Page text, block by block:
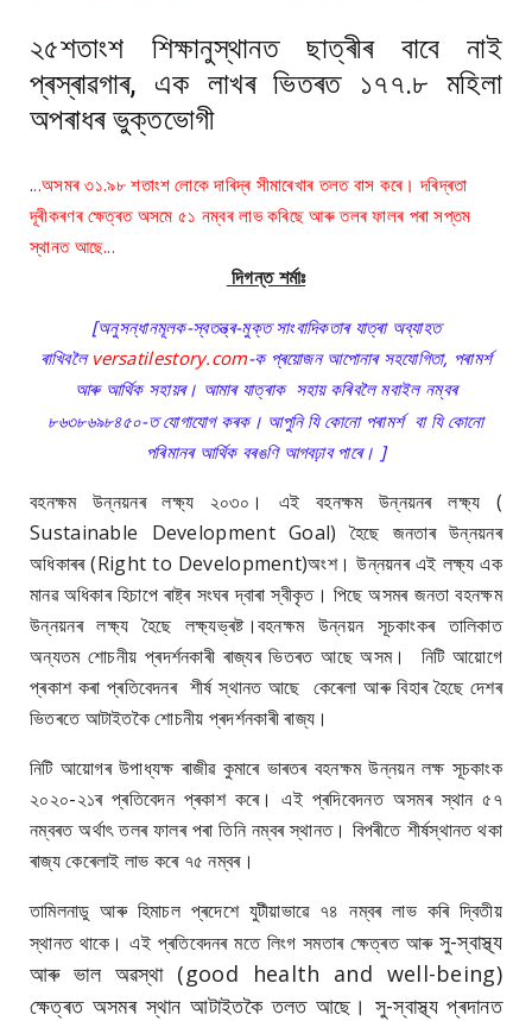
২৫শতাংশ শিক্ষানুস্থানত ছাত্ৰীৰ বাবে নাই
প্ৰস্ৰাৱগাৰ, এক লাখৰ ভিতৰত ১৭৭.৮ মহিলা
অপৰাধৰ ভুক্তভোগী
...অসমৰ ৩১.৯৮ শতাংশ লোকে দাৰিদ্ৰ সীমাৰেখাৰ তলত বাস কৰে। দৰিদ্ৰতা
দূৰীকৰণৰ ক্ষেত্ৰত অসমে ৫১ নম্বৰ লাভ কৰিছে আৰু তলৰ ফালৰ পৰা সপ্তম
স্থানত আছে...
দিগন্ত শৰ্মাঃ
[অনুসন্ধানমূলক-স্বতন্ত্ৰ-মুক্ত সাংবাদিকতাৰ যাত্ৰা অব্যাহত
ৰাখিবলৈ versatilestory.com-ক প্ৰয়োজন আপোনাৰ সহযোগিতা, পৰামৰ্শ
আৰু আৰ্থিক সহায়ৰ। আমাৰ যাত্ৰাক সহায় কৰিবলৈ মবাইল নম্বৰ
৮৬৩৮৬৯৮৪৫০-ত যোগাযোগ কৰক। আপুনিযি কোনো পৰামৰ্শ বা যি কোনো
পৰিমানৰ আৰ্থিক বৰঙণি আগবঢ়াব পাৰে। ]
বহনক্ষম উন্নয়নৰ লক্ষ্য ২০৩০। এই বহনক্ষম উন্নয়নৰ লক্ষ্য (
Sustainable Development Goal) হৈছে জনতাৰ উন্নয়নৰ
অধিকাৰৰ (Right to Development)অংশ। উন্নয়নৰ এই লক্ষ্য এক
মানৱ অধিকাৰ হিচাপে ৰাষ্ট্ৰ সংঘৰ দ্বাৰা স্বীকৃত। পিছে অসমৰ জনতা বহনক্ষম
উন্নয়নৰ লক্ষ্য হৈছে লক্ষ্যভ্ৰষ্ট।বহনক্ষম উন্নয়ন সূচকাংকৰ তালিকাত
অন্যতম শোচনীয় প্ৰদৰ্শনকাৰী ৰাজ্যৰ ভিতৰত আছে অসম। নিটি আয়োগে
প্ৰকাশ কৰা প্ৰতিবেদনৰ শীৰ্ষ স্থানত আছে কেৰেলা আৰু বিহাৰ হৈছে দেশৰ
ভিতৰতে আটাইতকৈ শোচনীয় প্ৰদৰ্শনকাৰী ৰাজ্য।
নিটি আয়োগৰ উপাধ্যক্ষ ৰাজীৱ কুমাৰে ভাৰতৰ বহনক্ষম উন্নয়ন লক্ষ সূচকাংক
২০২০-২১ৰ প্ৰতিবেদন প্ৰকাশ কৰে। এই প্ৰদিবেদনত অসমৰ স্থান ৫৭
নম্বৰত অৰ্থাৎ তলৰ ফালৰ পৰা তিনি নম্বৰ স্থানত। বিপৰীতে শীৰ্ষস্থানত থকা
ৰাজ্য কেৰেলাই লাভ কৰে ৭৫ নম্বৰ।
তামিলনাডু আৰু হিমাচল প্ৰদেশে যুটীয়াভাৱে ৭৪ নম্বৰ লাভ কৰি দ্বিতীয়
স্থানত থাকে। এই প্ৰতিবেদনৰ মতে লিংগ সমতাৰ ক্ষেত্ৰত আৰু সু-স্বাস্থ্য
আৰু ভাল অৱস্থা (good health and well-being)
ক্ষেত্ৰত অসমৰ স্থান আটাইতকৈ তলত আছে। সু-স্বাস্থ্য প্ৰদানত